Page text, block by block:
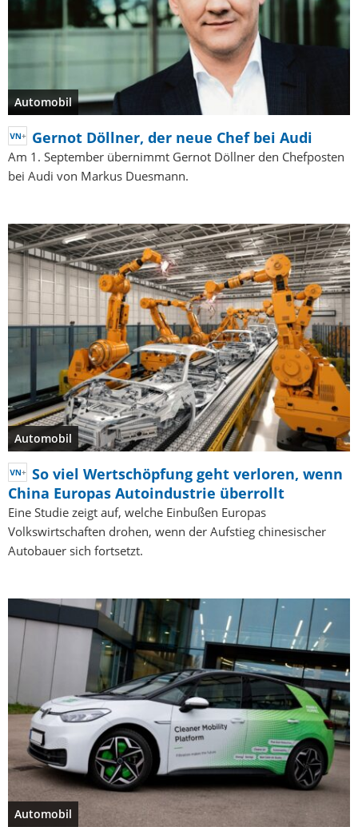
Automobil
Gernot Döllner, der neue Chef bei Audi
Am 1. September übernimmt Gernot Döllner den Chefposten
bei Audi von Markus Duesmann.
Automobil
So viel Wertschöpfung geht verloren, wenn
China Europas Autoindustrie überrollt
Eine Studie zeigt auf, welche Einbußen Europas
Volkswirtschaften drohen, wenn der Aufstieg chinesischer
Autobauer sich fortsetzt.
Automobil